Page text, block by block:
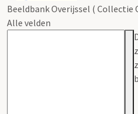
Beeldbank Overijssel ( Collectie
Alle velden